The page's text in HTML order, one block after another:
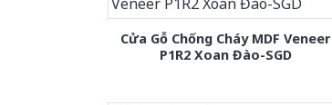
Cửa Gỗ Chống Cháy MDF Veneer
P1R2 Xoan Đào-SGD